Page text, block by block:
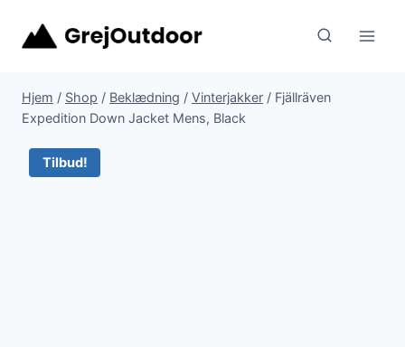
Hjem / Shop / Beklædning / Vinterjakker / Fjällräven
Expedition Down Jacket Mens, Black
Tilbud!